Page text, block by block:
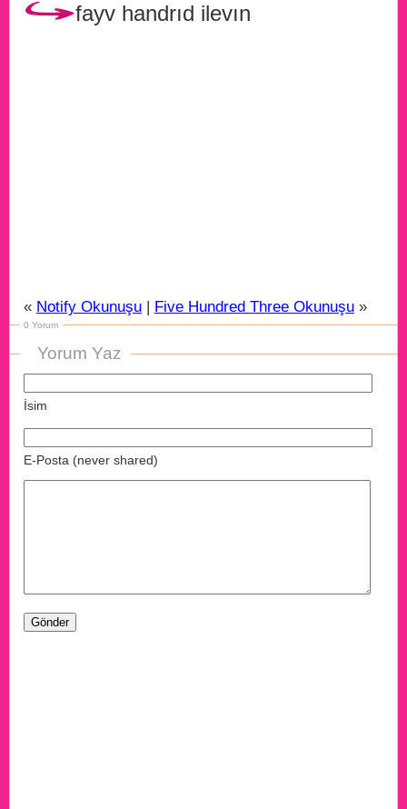
fayv handrıd ilevın
« Notify Okunuşu | Five Hundred Three Okunuşu »
0 Yorum
Yorum Yaz
İsim
E-Posta (never shared)